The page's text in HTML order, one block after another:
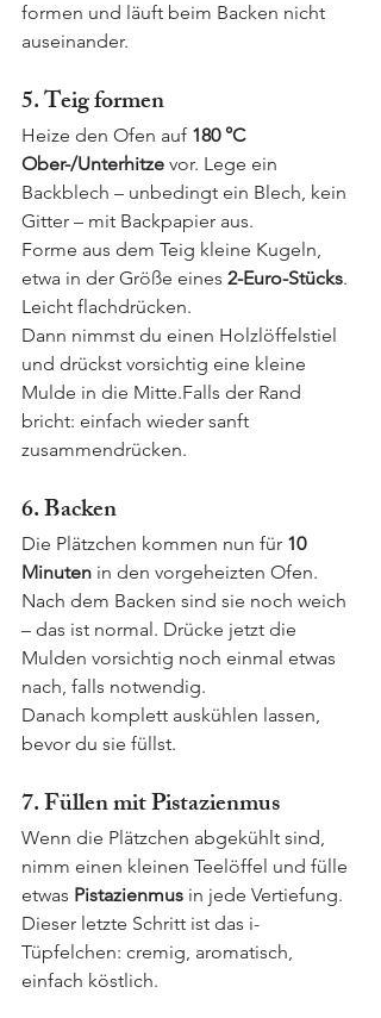
formen und läuft beim Backen nicht
auseinander.
5. Teig formen
Heize den Ofen auf 180 °C
Ober-/Unterhitze vor. Lege ein
Backblech – unbedingt ein Blech, kein
Gitter – mit Backpapier aus.
Forme aus dem Teig kleine Kugeln,
etwa in der Größe eines 2-Euro-Stücks.
Leicht flachdrücken.
Dann nimmst du einen Holzlöffelstiel
und drückst vorsichtig eine kleine
Mulde in die Mitte.Falls der Rand
bricht: einfach wieder sanft
zusammendrücken.
6. Backen
Die Plätzchen kommen nun für 10
Minuten in den vorgeheizten Ofen.
Nach dem Backen sind sie noch weich
– das ist normal. Drücke jetzt die
Mulden vorsichtig noch einmal etwas
nach, falls notwendig.
Danach komplett auskühlen lassen,
bevor du sie füllst.
7. Füllen mit Pistazienmus
Wenn die Plätzchen abgekühlt sind,
nimm einen kleinen Teelöffel und fülle
etwas Pistazienmus in jede Vertiefung.
Dieser letzte Schritt ist das i-
Tüpfelchen: cremig, aromatisch,
einfach köstlich.